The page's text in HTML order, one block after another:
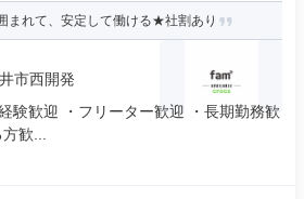
まれて、安定して働ける★社割あり
市西開発
験歓迎 ・フリーター歓迎 ・長期勤務歓
歓...